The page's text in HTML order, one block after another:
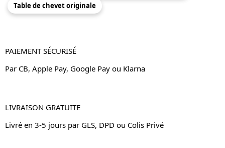
Table de chevet originale
PAIEMENT SÉCURISÉ
Par CB, Apple Pay, Google Pay ou Klarna
LIVRAISON GRATUITE
Livré en 3-5 jours par GLS, DPD ou Colis Privé